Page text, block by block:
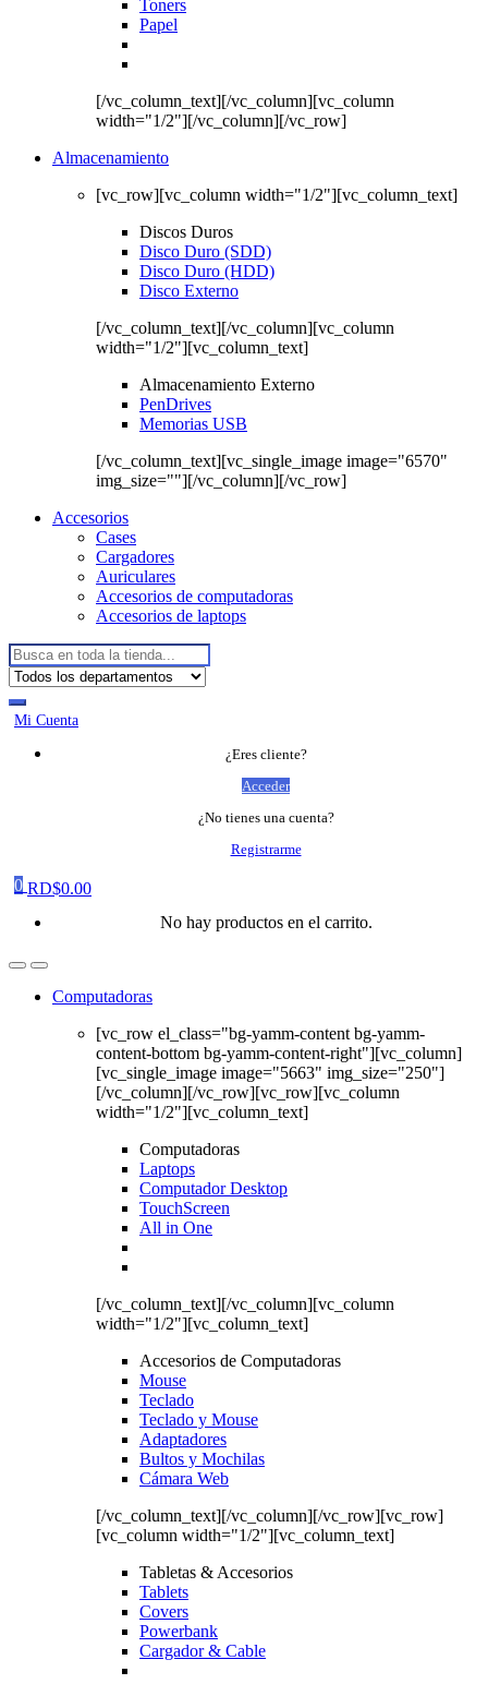
Toners
Papel
[/vc_column_text][/vc_column][vc_column
width="1/2"][/vc_column][/vc_row]
Almacenamiento
[vc_row][vc_column width="1/2"][vc_column_text]
Discos Duros
Disco Duro (SDD)
Disco Duro (HDD)
Disco Externo
[/vc_column_text][/vc_column][vc_column
width="1/2"][vc_column_text]
Almacenamiento Externo
PenDrives
Memorias USB
[/vc_column_text][vc_single_image image="6570"
img_size=""][/vc_column][/vc_row]
Accesorios
Cases
Cargadores
Auriculares
Accesorios de computadoras
Accesorios de laptops
Buscar:
Mi Cuenta
¿Eres cliente?
Acceder
¿No tienes una cuenta?
Registrarme
0 RD$0.00
No hay productos en el carrito.
Computadoras
[vc_row el_class="bg-yamm-content bg-yamm-
content-bottom bg-yamm-content-right"][vc_column]
[vc_single_image image="5663" img_size="250"]
[/vc_column][/vc_row][vc_row][vc_column
width="1/2"][vc_column_text]
Computadoras
Laptops
Computador Desktop
TouchScreen
All in One
[/vc_column_text][/vc_column][vc_column
width="1/2"][vc_column_text]
Accesorios de Computadoras
Mouse
Teclado
Teclado y Mouse
Adaptadores
Bultos y Mochilas
Cámara Web
[/vc_column_text][/vc_column][/vc_row][vc_row]
[vc_column width="1/2"][vc_column_text]
Tabletas & Accesorios
Tablets
Covers
Powerbank
Cargador & Cable